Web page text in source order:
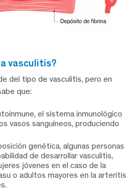
la vasculitis?
del tipo de vasculitis, pero en
que:
el sistema inmunológico
vasos sanguíneos, produciendo
genética, algunas personas
de desarrollar vasculitis,
jóvenes en el caso de la
o adultos mayores en la arteritis